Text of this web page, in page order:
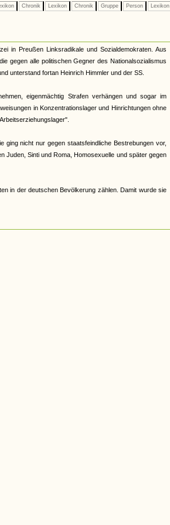
Chronik Lexikon Chronik Gruppe Person Lexikon
in Preußen Linksradikale und Sozialdemokraten. Aus
gegen alle politischen Gegner des Nationalsozialismus
unterstand fortan Heinrich Himmler und der SS.
eigenmächtig Strafen verhängen und sogar im
in Konzentrationslager und Hinrichtungen ohne
nicht nur gegen staatsfeindliche Bestrebungen vor,
Juden, Sinti und Roma, Homosexuelle und später gegen
in der deutschen Bevölkerung zählen. Damit wurde sie